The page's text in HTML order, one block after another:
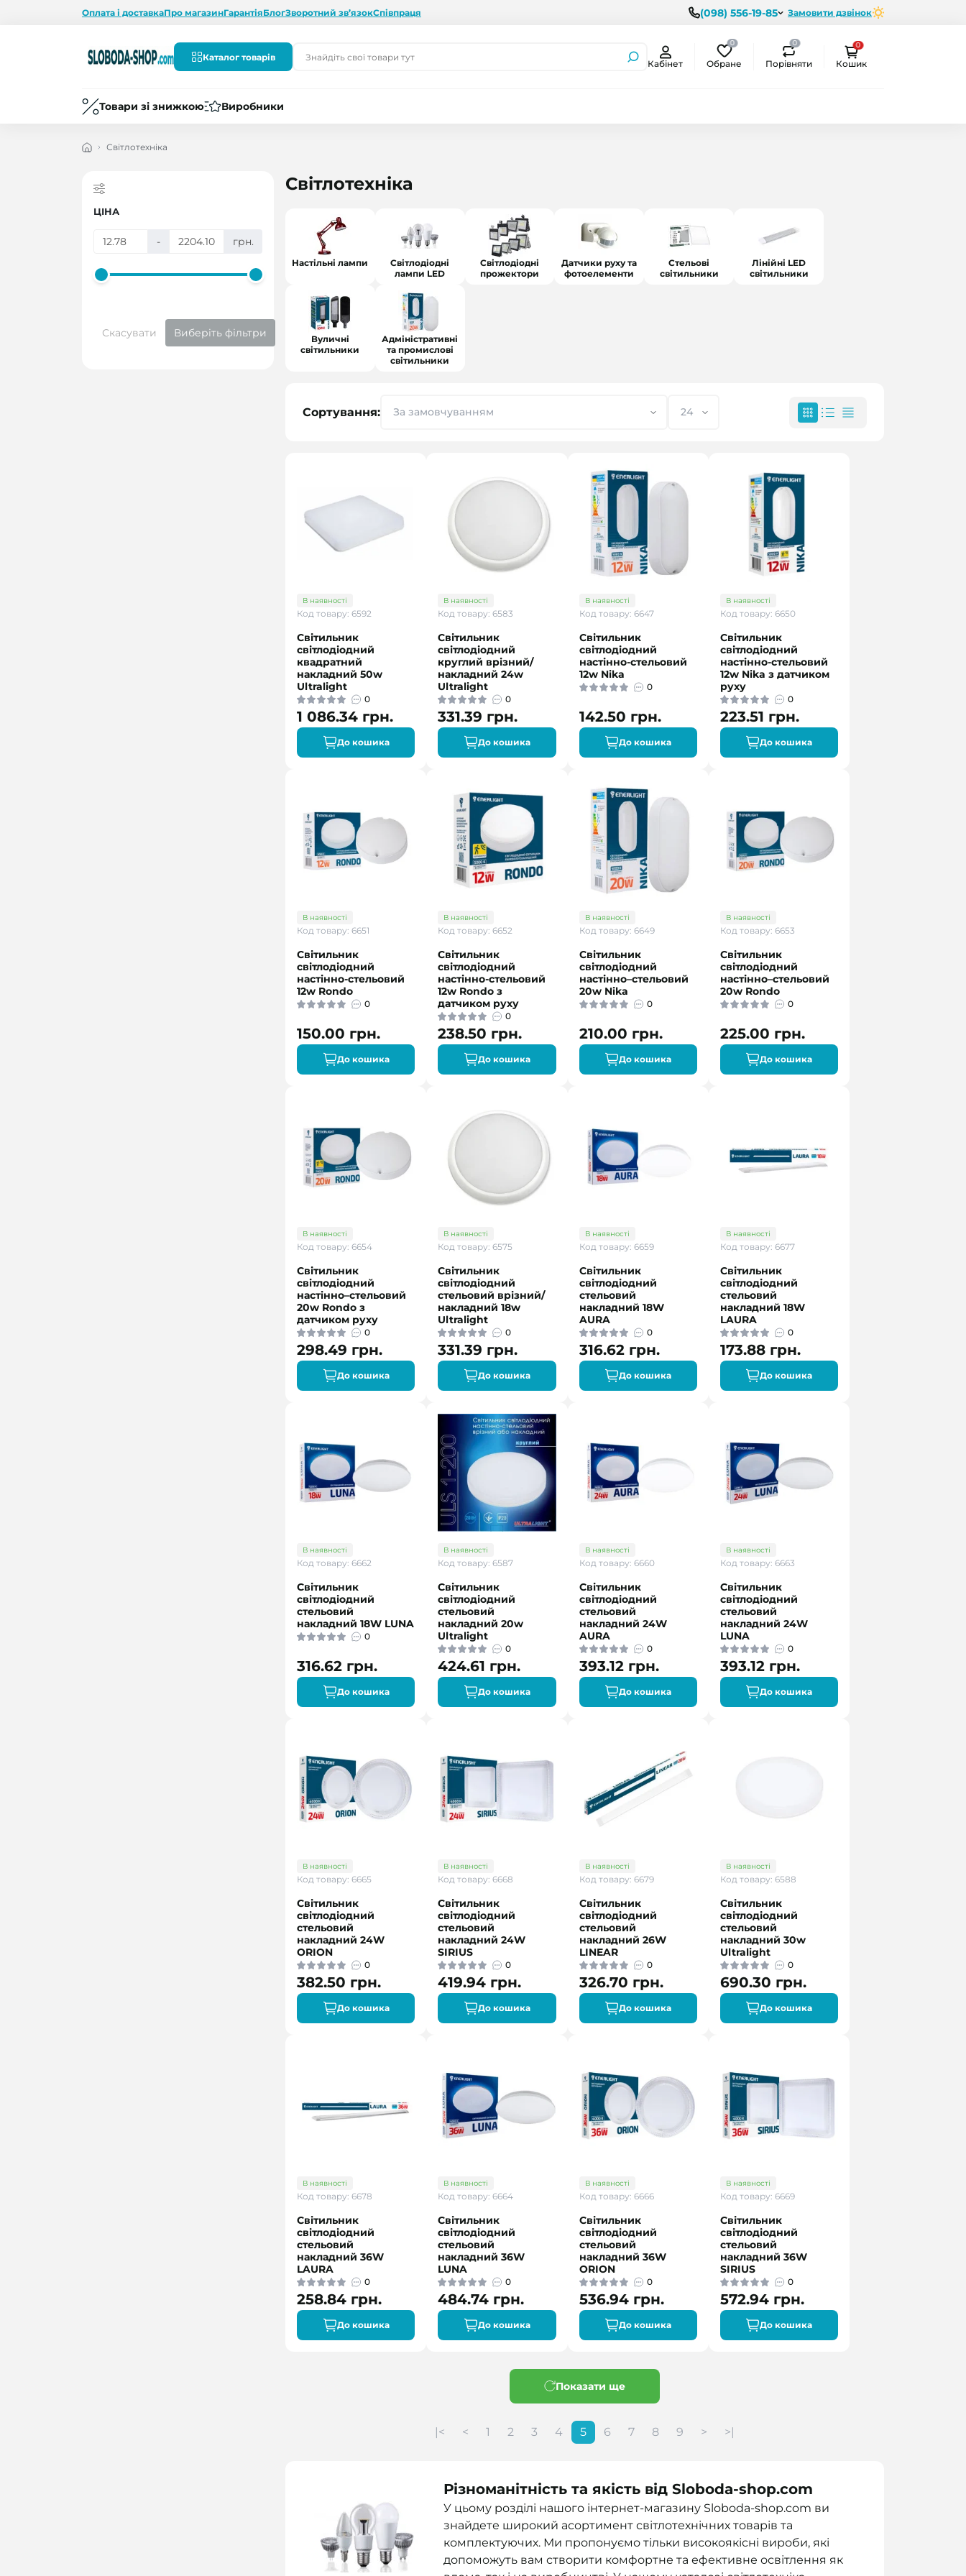
Оплата і доставкаПро магазинГарантіяБлогЗворотний зв’язокСпівпраця (098) 556-19-85 Замовити дзвінок
Каталог товарів
Кабінет
0
Обране
0
Порівняти
0
Кошик
Товари зі знижкою Виробники
Світлотехніка
ЦІНА
- грн.
Скасувати Виберіть фільтри
Світлотехніка
Настільні лампи
Світлодіодні
лампи LED
Світлодіодні
прожектори
Датчики руху та
фотоелементи
Стельові
світильники
Лінійні LED
світильники
Вуличні
світильники
Адміністративні
та промислові
світильники
Сортування:
В наявності
Код товару: 6592
Світильник
світлодіодний
квадратний
накладний 50w
Ultralight
0
1 086.34 грн.
До кошика
В наявності
Код товару: 6583
Світильник
світлодіодний
круглий врізний/
накладний 24w
Ultralight
0
331.39 грн.
До кошика
В наявності
Код товару: 6647
Світильник
світлодіодний
настінно-стельовий
12w Nika
0
142.50 грн.
До кошика
В наявності
Код товару: 6650
Світильник
світлодіодний
настінно-стельовий
12w Nika з датчиком
руху
0
223.51 грн.
До кошика
В наявності
Код товару: 6651
Світильник
світлодіодний
настінно-стельовий
12w Rondo
0
150.00 грн.
До кошика
В наявності
Код товару: 6652
Світильник
світлодіодний
настінно-стельовий
12w Rondo з
датчиком руху
0
238.50 грн.
До кошика
В наявності
Код товару: 6649
Світильник
світлодіодний
настінно–стельовий
20w Nika
0
210.00 грн.
До кошика
В наявності
Код товару: 6653
Світильник
світлодіодний
настінно–стельовий
20w Rondo
0
225.00 грн.
До кошика
В наявності
Код товару: 6654
Світильник
світлодіодний
настінно–стельовий
20w Rondo з
датчиком руху
0
298.49 грн.
До кошика
В наявності
Код товару: 6575
Світильник
світлодіодний
стельовий врізний/
накладний 18w
Ultralight
0
331.39 грн.
До кошика
В наявності
Код товару: 6659
Світильник
світлодіодний
стельовий
накладний 18W
AURA
0
316.62 грн.
До кошика
В наявності
Код товару: 6677
Світильник
світлодіодний
стельовий
накладний 18W
LAURA
0
173.88 грн.
До кошика
В наявності
Код товару: 6662
Світильник
світлодіодний
стельовий
накладний 18W LUNA
0
316.62 грн.
До кошика
В наявності
Код товару: 6587
Світильник
світлодіодний
стельовий
накладний 20w
Ultralight
0
424.61 грн.
До кошика
В наявності
Код товару: 6660
Світильник
світлодіодний
стельовий
накладний 24W
AURA
0
393.12 грн.
До кошика
В наявності
Код товару: 6663
Світильник
світлодіодний
стельовий
накладний 24W
LUNA
0
393.12 грн.
До кошика
В наявності
Код товару: 6665
Світильник
світлодіодний
стельовий
накладний 24W
ORION
0
382.50 грн.
До кошика
В наявності
Код товару: 6668
Світильник
світлодіодний
стельовий
накладний 24W
SIRIUS
0
419.94 грн.
До кошика
В наявності
Код товару: 6679
Світильник
світлодіодний
стельовий
накладний 26W
LINEAR
0
326.70 грн.
До кошика
В наявності
Код товару: 6588
Світильник
світлодіодний
стельовий
накладний 30w
Ultralight
0
690.30 грн.
До кошика
В наявності
Код товару: 6678
Світильник
світлодіодний
стельовий
накладний 36W
LAURA
0
258.84 грн.
До кошика
В наявності
Код товару: 6664
Світильник
світлодіодний
стельовий
накладний 36W
LUNA
0
484.74 грн.
До кошика
В наявності
Код товару: 6666
Світильник
світлодіодний
стельовий
накладний 36W
ORION
0
536.94 грн.
До кошика
В наявності
Код товару: 6669
Світильник
світлодіодний
стельовий
накладний 36W
SIRIUS
0
572.94 грн.
До кошика
Показати ще
|< < 1 2 3 4 5 6 7 8 9 > >|
Різноманітність та якість від Sloboda-shop.com
У цьому розділі нашого інтернет-магазину Sloboda-shop.com ви
знайдете широкий асортимент світлотехнічних товарів та
комплектуючих. Ми пропонуємо тільки високоякісні вироби, які
допоможуть вам створити комфортне та ефективне освітлення як